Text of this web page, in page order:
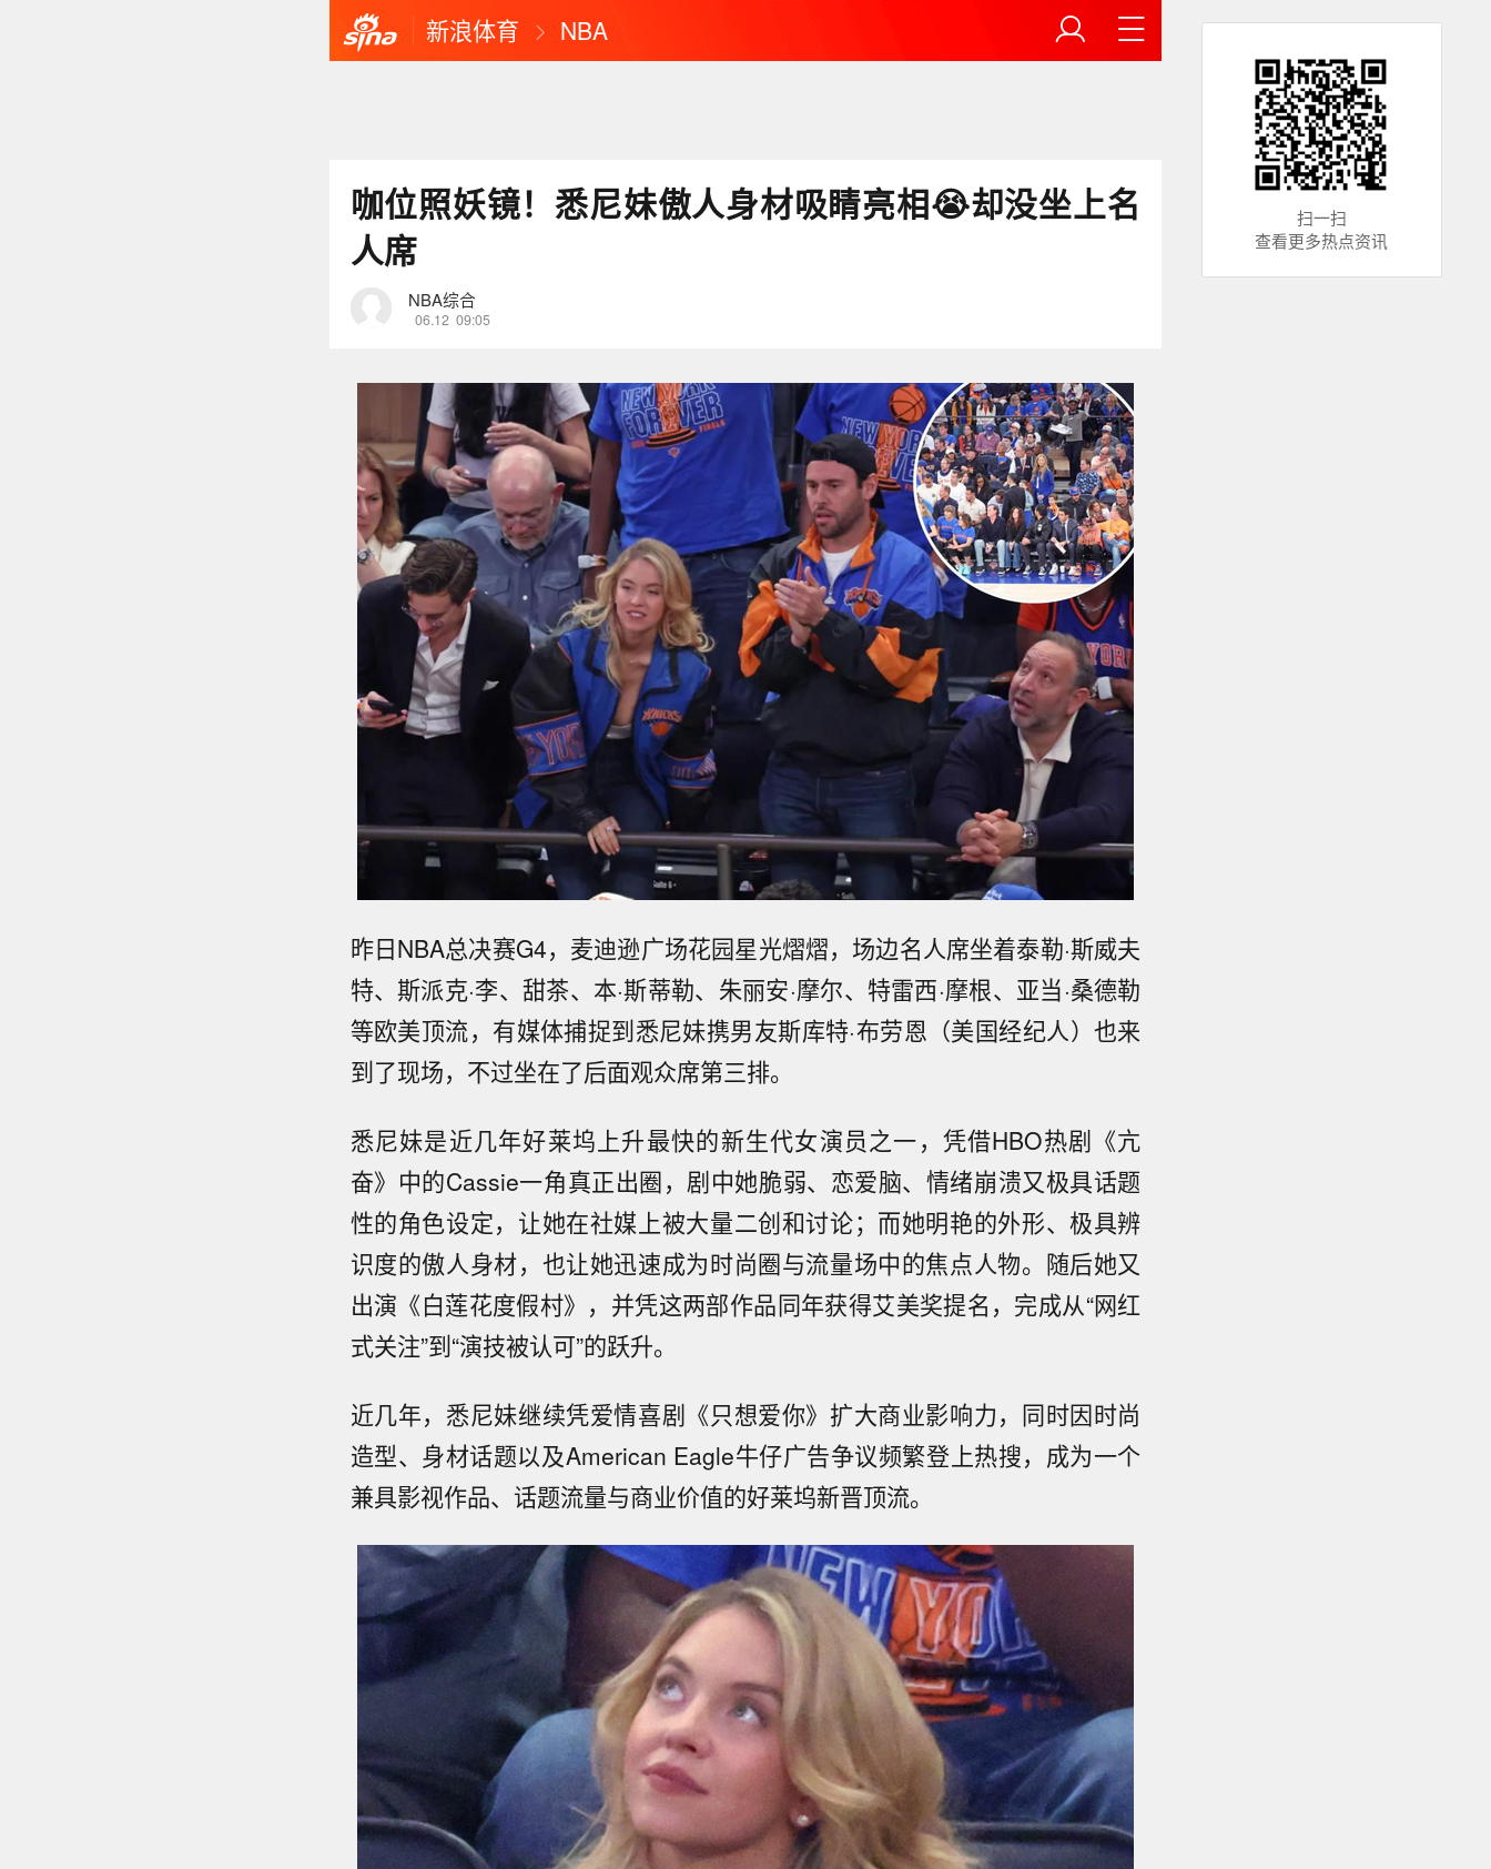
新浪体育 NBA
咖位照妖镜！悉尼妹傲人身材吸睛亮相😭却没坐上名
人席
NBA综合
06.12 09:05
昨日NBA总决赛G4，麦迪逊广场花园星光熠熠，场边名人席坐着泰勒·斯威夫
特、斯派克·李、甜茶、本·斯蒂勒、朱丽安·摩尔、特雷西·摩根、亚当·桑德勒
等欧美顶流，有媒体捕捉到悉尼妹携男友斯库特·布劳恩（美国经纪人）也来
到了现场，不过坐在了后面观众席第三排。
悉尼妹是近几年好莱坞上升最快的新生代女演员之一，凭借HBO热剧《亢
奋》中的Cassie一角真正出圈，剧中她脆弱、恋爱脑、情绪崩溃又极具话题
性的角色设定，让她在社媒上被大量二创和讨论；而她明艳的外形、极具辨
识度的傲人身材，也让她迅速成为时尚圈与流量场中的焦点人物。随后她又
出演《白莲花度假村》，并凭这两部作品同年获得艾美奖提名，完成从“网红
式关注”到“演技被认可”的跃升。
近几年，悉尼妹继续凭爱情喜剧《只想爱你》扩大商业影响力，同时因时尚
造型、身材话题以及American Eagle牛仔广告争议频繁登上热搜，成为一个
兼具影视作品、话题流量与商业价值的好莱坞新晋顶流。
扫一扫
查看更多热点资讯